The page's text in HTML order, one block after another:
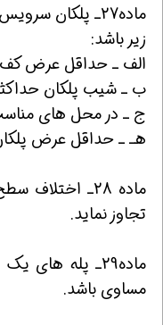
ماده27ـ پلکان
زیر باشد:
الف ـ حداقل عرض کف پله 15
ب ـ شیب پلکان حداکثر 60 درجه
ج ـ در محل های
هـ ـ حداقل عرض پلکان مذکور
تجاوز نماید.
ماده29ـ پله
مساوی باشد.